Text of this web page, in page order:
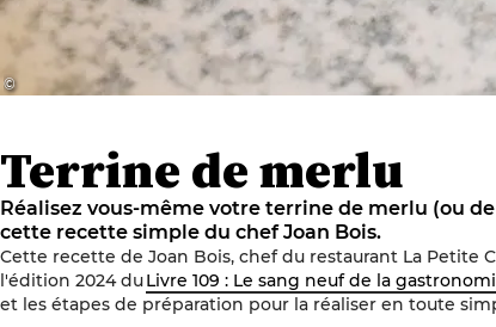
© ‎‎
Terrine de merlu
Réalisez vous-même votre terrine de merlu (ou
cette recette simple du chef Joan Bois.
Cette recette de Joan Bois, chef du restaurant La Petite
l'édition 2024 duLivre 109 : Le sang neuf de la
et les étapes de préparation pour la réaliser en toute